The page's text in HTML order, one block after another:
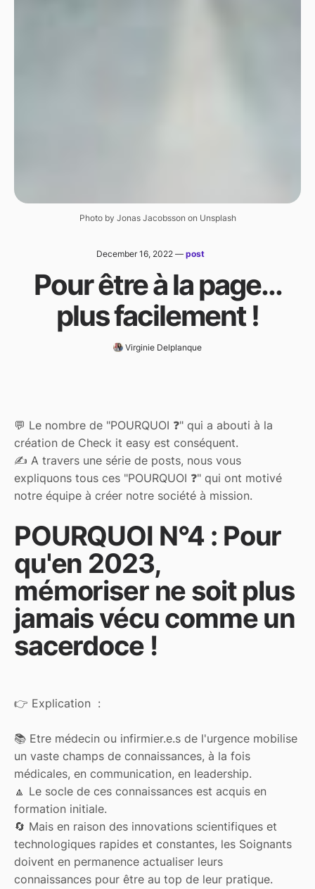
Photo by Jonas Jacobsson on Unsplash
December 16, 2022 — post
Pour être à la page...
plus facilement !
Virginie Delplanque
💬 Le nombre de "POURQUOI ❓" qui a abouti à la
création de Check it easy est conséquent.
✍️ A travers une série de posts, nous vous
expliquons tous ces "POURQUOI ❓" qui ont motivé
notre équipe à créer notre société à mission.
POURQUOI N°4 : Pour
qu'en 2023,
mémoriser ne soit plus
jamais vécu comme un
sacerdoce !
👉 Explication :
📚 Etre médecin ou infirmier.e.s de l'urgence mobilise
un vaste champs de connaissances, à la fois
médicales, en communication, en leadership.
🔼 Le socle de ces connaissances est acquis en
formation initiale.
🔄 Mais en raison des innovations scientifiques et
technologiques rapides et constantes, les Soignants
doivent en permanence actualiser leurs
connaissances pour être au top de leur pratique.